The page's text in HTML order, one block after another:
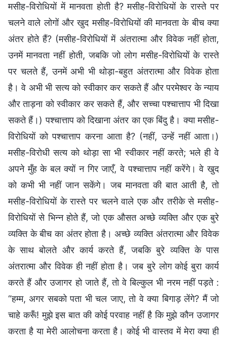
मसीह-विरोधियों में मानवता होती है? मसीह-विरोधियों के रास्ते पर
चलने वाले लोगों और खुद मसीह-विरोधियों की मानवता के बीच क्या
अंतर होते हैं? (मसीह-विरोधियों में अंतरात्मा और विवेक नहीं होता,
उनमें मानवता नहीं होती, जबकि जो लोग मसीह-विरोधियों के रास्ते
पर चलते हैं, उनमें अभी भी थोड़ा-बहुत अंतरात्मा और विवेक होता
है। वे अभी भी सत्य को स्वीकार कर सकते हैं और परमेश्वर के न्याय
और ताड़ना को स्वीकार कर सकते हैं, और सच्चा पश्चात्ताप भी दिखा
सकते हैं।) पश्चात्ताप को दिखाना अंतर का एक बिंदु है। क्या मसीह-
विरोधियों को पश्चात्ताप करना आता है? (नहीं, उन्हें नहीं आता।)
मसीह-विरोधी सत्य को थोड़ा सा भी स्वीकार नहीं करते; भले ही वे
अपने मुँह के बल क्यों न गिर जाएँ, वे पश्चात्ताप नहीं करेंगे। वे खुद
को कभी भी नहीं जान सकेंगे। जब मानवता की बात आती है, तो
मसीह-विरोधियों के रास्ते पर चलने वाले एक और तरीके से मसीह-
विरोधियों से भिन्न होते हैं, जो एक औसत अच्छे व्यक्ति और एक बुरे
व्यक्ति के बीच का अंतर होता है। अच्छे व्यक्ति अंतरात्मा और विवेक
के साथ बोलते और कार्य करते हैं, जबकि बुरे व्यक्ति के पास
अंतरात्मा और विवेक ही नहीं होता है। जब बुरे लोग कोई बुरा कार्य
करते हैं और उजागर हो जाते हैं, तो वे बिल्कुल भी नरम नहीं पड़ते :
“हम्म, अगर सबको पता भी चल जाए, तो वे क्या बिगाड़ लेंगे? मैं जो
चाहे करूँ! मुझे इस बात की कोई परवाह नहीं है कि मुझे कौन उजागर
करता है या मेरी आलोचना करता है। कोई भी वास्तव में मेरा क्या ही